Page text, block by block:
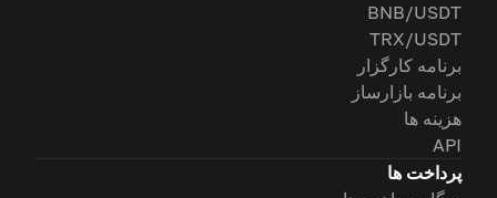
BNB/USDT
TRX/USDT
برنامه کارگزار
برنامه بازارساز
هزینه ها
API
پرداخت ها